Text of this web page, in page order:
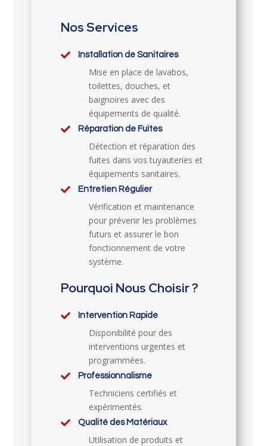
Nos Services
 Installation de Sanitaires
Mise en place de lavabos,
toilettes, douches, et
baignoires avec des
équipements de qualité.
 Réparation de Fuites
Détection et réparation des
fuites dans vos tuyauteries et
équipements sanitaires.
 Entretien Régulier
Vérification et maintenance
pour prévenir les problèmes
futurs et assurer le bon
fonctionnement de votre
système.
Pourquoi Nous Choisir ?
 Intervention Rapide
Disponibilité pour des
interventions urgentes et
programmées.
 Professionnalisme
Techniciens certifiés et
expérimentés.
 Qualité des Matériaux
Utilisation de produits et